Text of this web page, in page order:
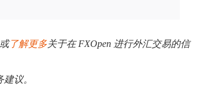
了解更多关于在 FXOpen 进行外汇交易的信
议。